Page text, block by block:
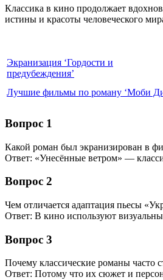
Классика в кино продолжает
истины и красоты человеческого
Экранизация ‘Гордости и
предубеждения’
Лучшие фильмы по роману ‘Моби
Вопрос 1
Какой роман был экранизирован в
Ответ: «Унесённые ветром» —
Вопрос 2
Чем отличается адаптация пьесы
Ответ: В кино используют
Вопрос 3
Почему классические романы часто
Ответ: Потому что их сюжет и